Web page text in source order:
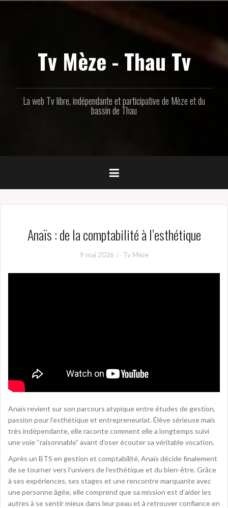
Tv Mèze - Thau Tv
La web Tv libre, indépendante et participative de Mèze et du
bassin de Thau
Anaïs : de la comptabilité à l’esthétique
9 mai 2026 Tv Mèze
Anaïs revient sur son parcours atypique entre études de gestion,
passion pour l’esthétique et entrepreneuriat. Élève sérieuse mais
très indépendante, elle raconte comment elle a longtemps suivi
une voie “raisonnable” avant d’oser écouter sa véritable vocation.
Après un BTS en gestion et comptabilité, Anaïs décide finalement
de se tourner vers l’univers de l’esthétique et du bien-être. Grâce
à ses expériences, ses stages et une rencontre marquante avec
une personne âgée, elle comprend que sa mission est d’aider les
autres à se sentir mieux dans leur peau et à retrouver confiance en